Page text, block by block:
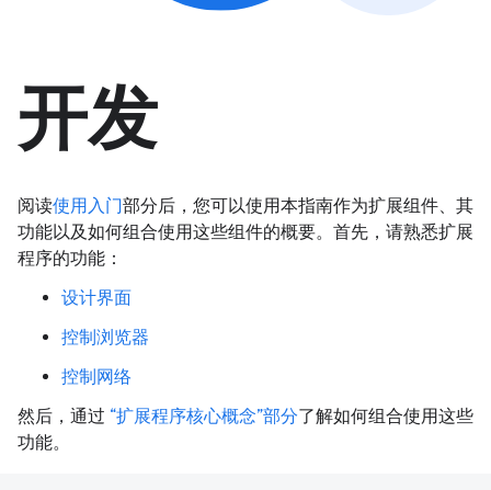
开发
阅读使用入门部分后，您可以使用本指南作为扩展组件、其
功能以及如何组合使用这些组件的概要。首先，请熟悉扩展
程序的功能：
设计界面
控制浏览器
控制网络
然后，通过 “扩展程序核心概念”部分了解如何组合使用这些
功能。